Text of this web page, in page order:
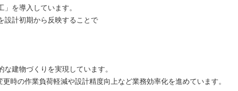
を導入しています。
設計初期から反映することで
建物づくりを実現しています。
時の作業負荷軽減や設計精度向上など業務効率化を進めています。